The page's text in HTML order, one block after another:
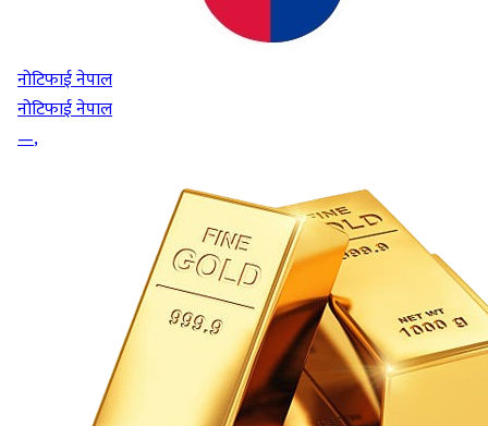
नोटिफाई नेपाल
नोटिफाई नेपाल
—,